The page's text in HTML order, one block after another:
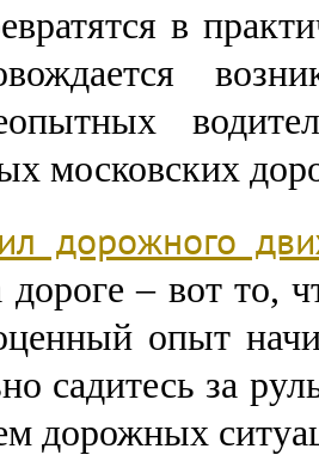
в
московских
дорожного
дороге – вот то,
опыт
садитесь за
дорожных